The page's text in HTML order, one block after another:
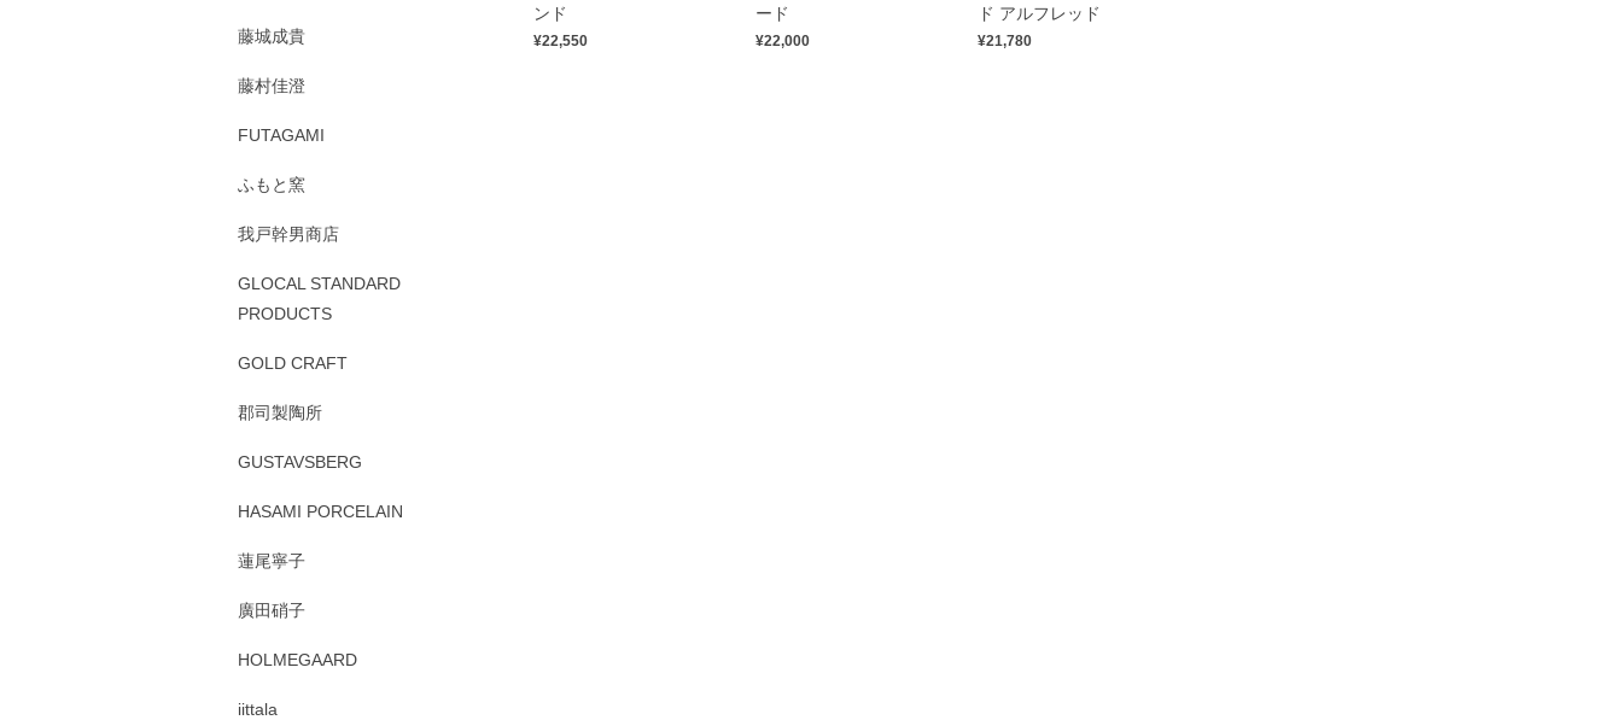
ンド
¥22,550
ード
¥22,000
ド アルフレッド
¥21,780
藤城成貴
藤村佳澄
FUTAGAMI
ふもと窯
我戸幹男商店
GLOCAL STANDARD
PRODUCTS
GOLD CRAFT
郡司製陶所
GUSTAVSBERG
HASAMI PORCELAIN
蓮尾寧子
廣田硝子
HOLMEGAARD
iittala